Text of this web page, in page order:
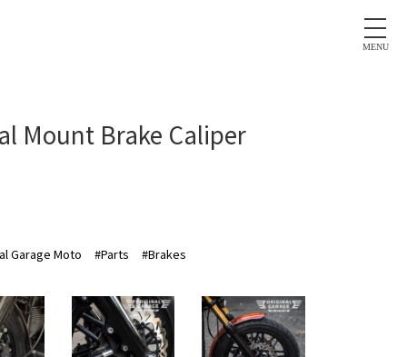
MENU
Mount Brake Caliper
Garage Moto #Parts #Brakes